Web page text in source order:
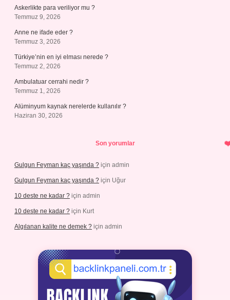
Askerlikte para veriliyor mu ?
Temmuz 9, 2026
Anne ne ifade eder ?
Temmuz 3, 2026
Türkiye’nin en iyi elması nerede ?
Temmuz 2, 2026
Ambulatuar cerrahi nedir ?
Temmuz 1, 2026
Alüminyum kaynak nerelerde kullanılır ?
Haziran 30, 2026
Son yorumlar
Gulgun Feyman kaç yaşında ? için admin
Gulgun Feyman kaç yaşında ? için Uğur
10 deste ne kadar ? için admin
10 deste ne kadar ? için Kurt
Algılanan kalite ne demek ? için admin